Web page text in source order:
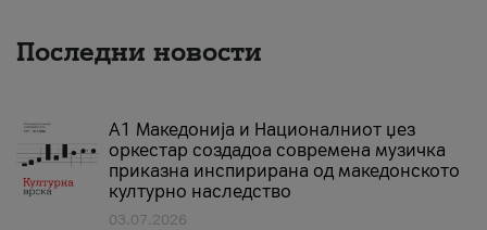
Последни новости
А1 Македонија и Националниот џез
оркестар создадоа современа музичка
приказна инспирирана од македонското
културно наследство
03.07.2026